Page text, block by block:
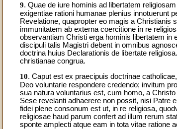
9. Quae de iure hominis ad libertatem
exigentiae rationi humanae plenius innotuerunt
Revelatione, quapropter eo magis a
immunitatem ab externa coercitione in re
observantiam Christi erga hominis libertatem in
discipuli talis Magistri debent in omnibus
doctrina huius Declarationis de libertate
christianae congrua.
10. Caput est ex praecipuis doctrinae
Deo voluntarie respondere credendo; invitum
sua natura voluntarius est, cum homo, a
Sese revelanti adhaerere non possit, nisi Patre
fidei plene consonum est ut, in re religiosa,
religiosae haud parum confert ad illum rerum
sponte amplecti atque eam in tota vitae ratione